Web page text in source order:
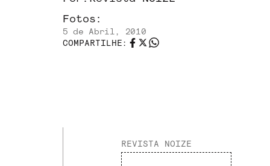
Fotos:
5 de Abril, 2010
COMPARTILHE:
REVISTA NOIZE